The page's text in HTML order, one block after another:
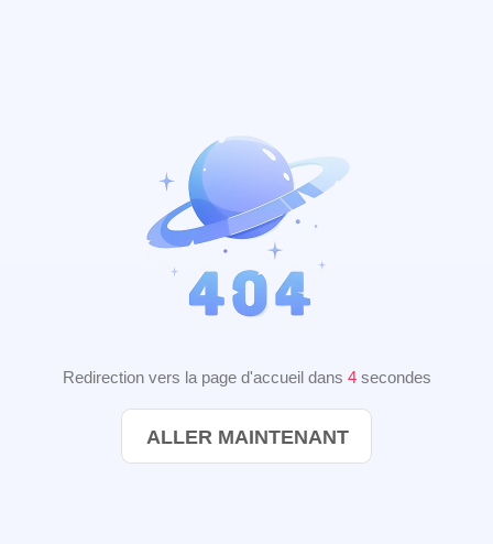
Redirection vers la page d'accueil dans 4secondes
ALLER MAINTENANT